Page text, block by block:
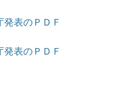
発表のＰＤＦ
発表のＰＤＦ